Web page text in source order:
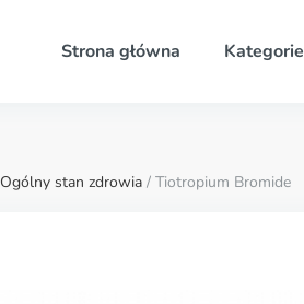
Strona główna Kategorie
Ogólny stan zdrowia / Tiotropium Bromide